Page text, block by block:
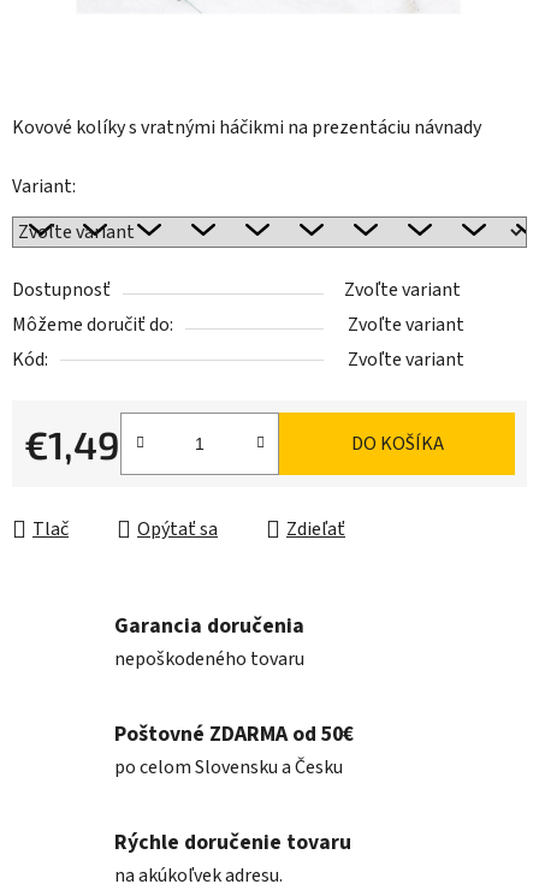
Kovové kolíky s vratnými háčikmi na prezentáciu návnady
Variant:
Dostupnosť
Zvoľte variant
Môžeme doručiť do:
Zvoľte variant
Kód:
Zvoľte variant
€1,49
Jednotková cena:
DO KOŠÍKA
Tlač Opýtať sa Zdieľať
Garancia doručenia
nepoškodeného tovaru
Poštovné ZDARMA od 50€
po celom Slovensku a Česku
Rýchle doručenie tovaru
na akúkoľvek adresu.